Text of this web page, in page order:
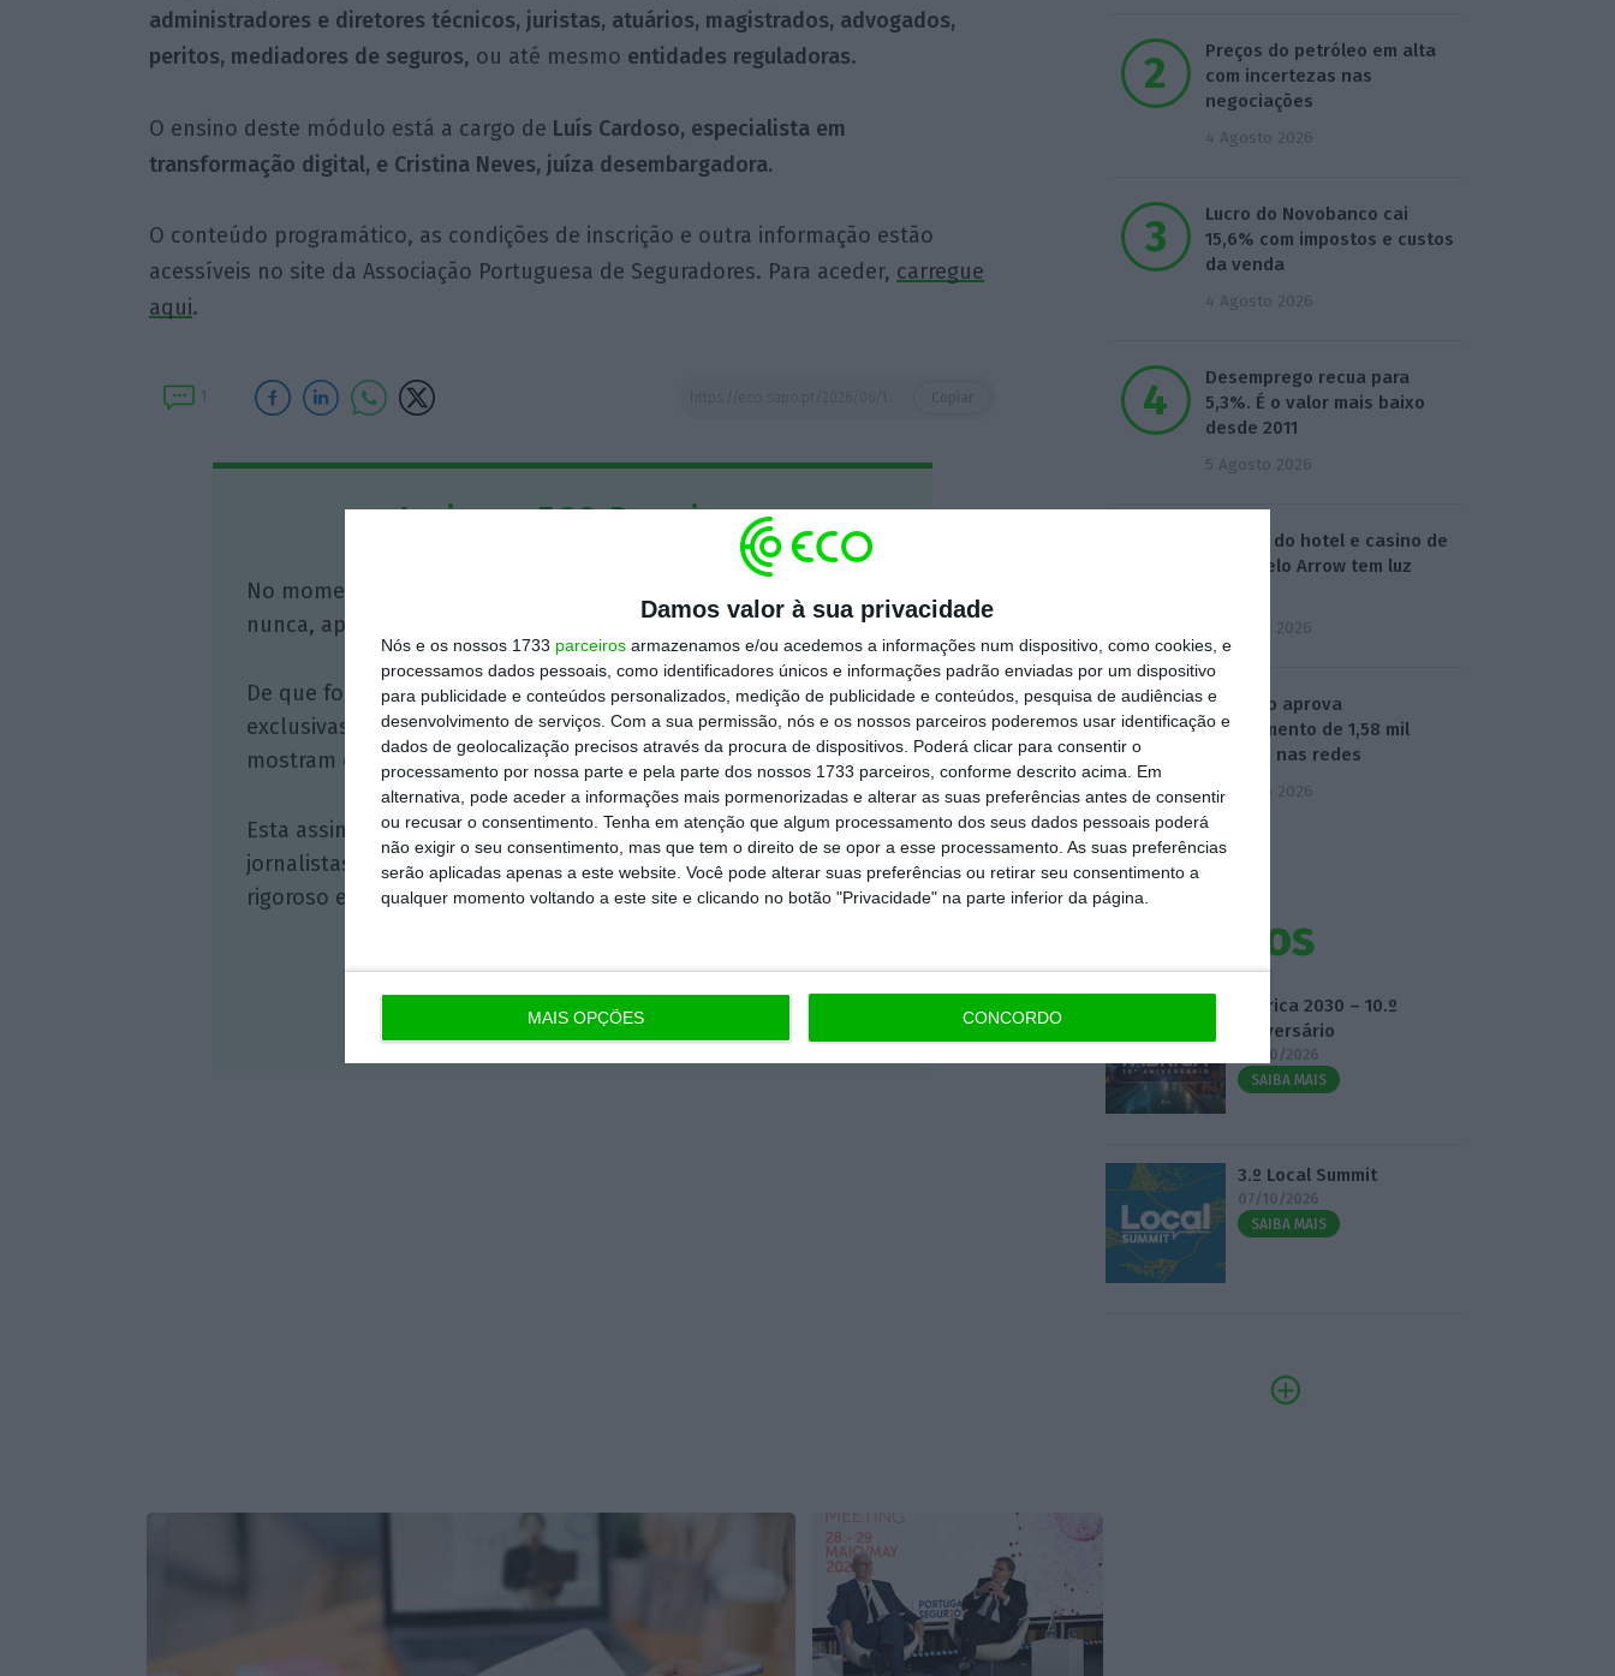
Damos valor à sua privacidade
Nós e os nossos 1733 parceiros armazenamos e/ou acedemos a informações num dispositivo, como cookies, e
processamos dados pessoais, como identificadores únicos e informações padrão enviadas por um dispositivo
para publicidade e conteúdos personalizados, medição de publicidade e conteúdos, pesquisa de audiências e
desenvolvimento de serviços. Com a sua permissão, nós e os nossos parceiros poderemos usar identificação e
dados de geolocalização precisos através da procura de dispositivos. Poderá clicar para consentir o
processamento por nossa parte e pela parte dos nossos 1733 parceiros, conforme descrito acima. Em
alternativa, pode aceder a informações mais pormenorizadas e alterar as suas preferências antes de consentir
ou recusar o consentimento. Tenha em atenção que algum processamento dos seus dados pessoais poderá
não exigir o seu consentimento, mas que tem o direito de se opor a esse processamento. As suas preferências
serão aplicadas apenas a este website. Você pode alterar suas preferências ou retirar seu consentimento a
qualquer momento voltando a este site e clicando no botão "Privacidade" na parte inferior da página.
MAIS OPÇÕES CONCORDO
administradores e diretores técnicos, juristas, atuários, magistrados, advogados,
peritos, mediadores de seguros, ou até mesmo entidades reguladoras.
O ensino deste módulo está a cargo de Luís Cardoso, especialista em
transformação digital, e Cristina Neves, juíza desembargadora.
O conteúdo programático, as condições de inscrição e outra informação estão
acessíveis no site da Associação Portuguesa de Seguradores. Para aceder, carregue
aqui.
Assine o ECO Premium
No momento em que a informação é mais importante do que
nunca, apoie o jornalismo independente e rigoroso.
De que forma? Assine o ECO Premium e tenha acesso a notícias
exclusivas, à opinião que conta, às reportagens e especiais que
mostram o outro lado da história.
Esta assinatura é uma forma de apoiar o ECO e os seus
jornalistas. A nossa contrapartida é o jornalismo independente,
rigoroso e credível.
Assine já
Veja todos os planos
Preços do petróleo em alta
com incertezas nas
negociações
4 Agosto 2026
Lucro do Novobanco cai
15,6% com impostos e custos
da venda
4 Agosto 2026
Desemprego recua para
5,3%. É o valor mais baixo
desde 2011
5 Agosto 2026
Compra do hotel e casino de
Troia pelo Arrow tem luz
5 Agosto 2026
Governo aprova
investimento de 1,58 mil
milhões nas redes
6 Agosto 2026
Eventos
Fábrica 2030 – 10.º
Aniversário
14/10/2026
SAIBA MAIS
3.º Local Summit
07/10/2026
SAIBA MAIS